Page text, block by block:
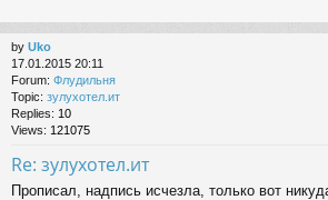
by Uko
17.01.2015 20:11
Forum: Флудильня
Topic: зулухотел.ит
Replies: 10
Views: 121075
Re: зулухотел.ит
Прописал, надпись исчезла, только вот